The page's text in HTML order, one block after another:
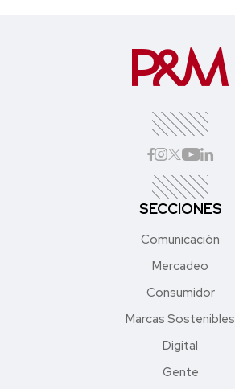
SECCIONES
Comunicación
Mercadeo
Consumidor
Marcas Sostenibles
Digital
Gente